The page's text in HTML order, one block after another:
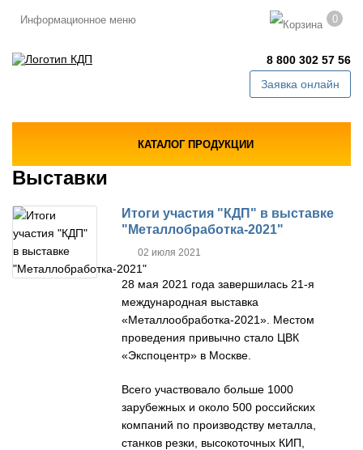
Информационное меню 0
8 800 302 57 56
Заявка онлайн
КАТАЛОГ ПРОДУКЦИИ
Выставки
Итоги участия "КДП" в выставке
"Металлобработка-2021"
02 июля 2021
28 мая 2021 года завершилась 21-я
международная выставка
«Металлообработка-2021». Местом
проведения привычно стало ЦВК
«Экспоцентр» в Москве.
Всего участвовало больше 1000
зарубежных и около 500 российских
компаний по производству металла,
станков резки, высокоточных КИП,